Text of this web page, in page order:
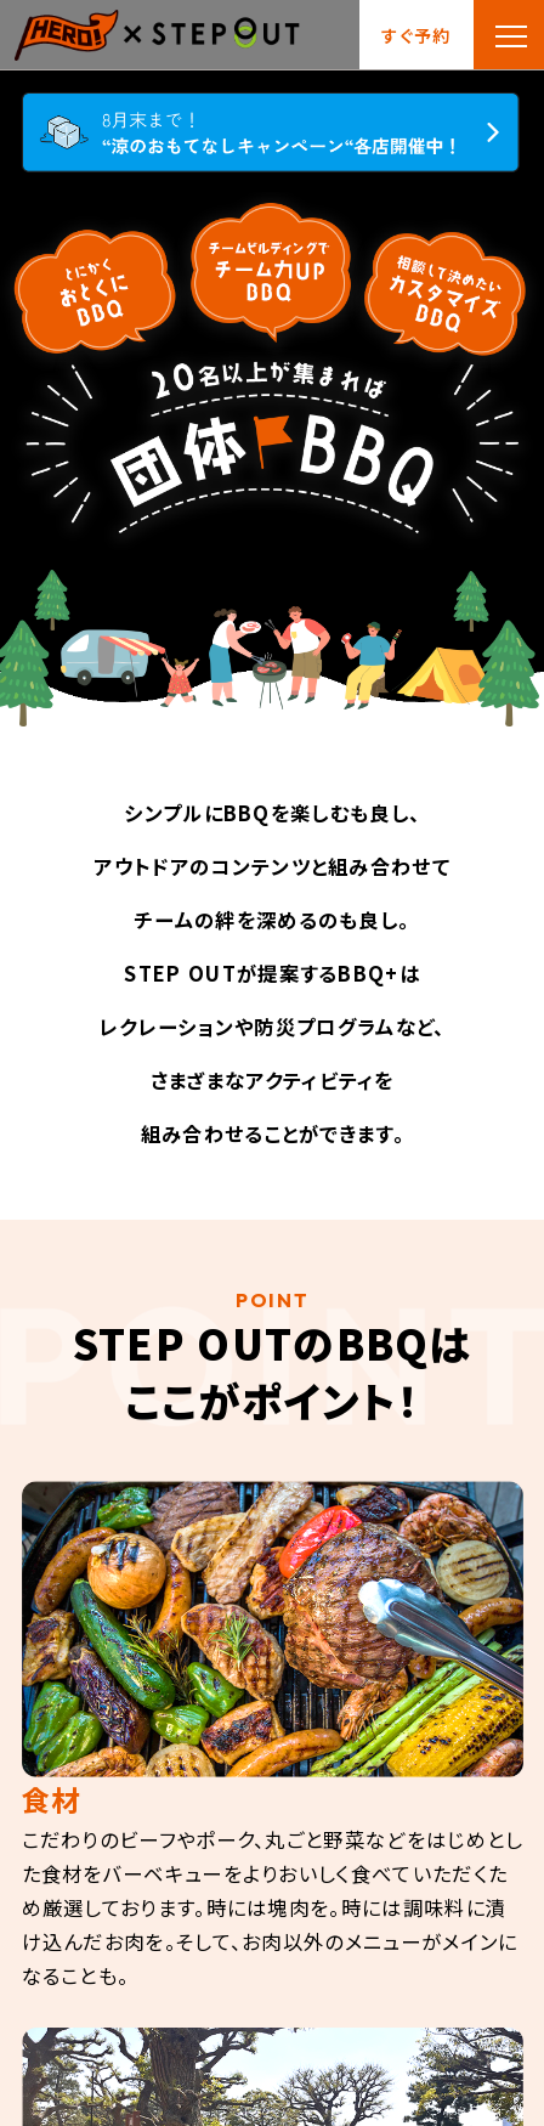
すぐ予約
シンプルにBBQを楽しむも良し、
アウトドアのコンテンツと組み合わせて
チームの絆を深めるのも良し。
STEP OUTが提案するBBQ+は
レクレーションや防災プログラムなど、
さまざまなアクティビティを
組み合わせることができます。
POINT
STEP OUTのBBQは
ここがポイント！
食材
こだわりのビーフやポーク、丸ごと野菜などをはじめとし
た食材をバーベキューをよりおいしく食べていただくた
め厳選しております。時には塊肉を。時には調味料に漬
け込んだお肉を。そして、お肉以外のメニューがメインに
なることも。